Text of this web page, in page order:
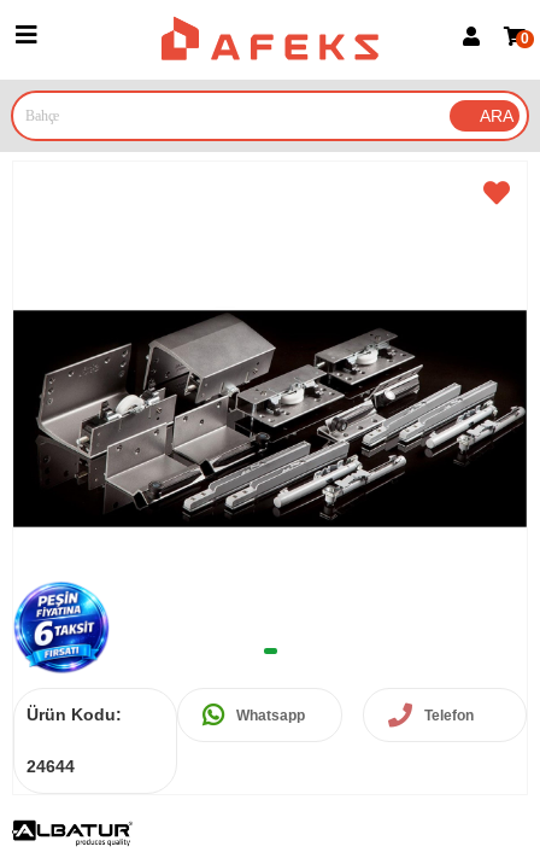
Google İle Bağlan
0
Ürün Kodu:
24644
Whatsapp Telefon